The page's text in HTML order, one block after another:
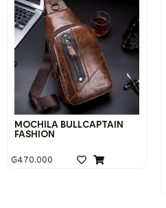
MOCHILA BULLCAPTAIN
FASHION
₲470.000